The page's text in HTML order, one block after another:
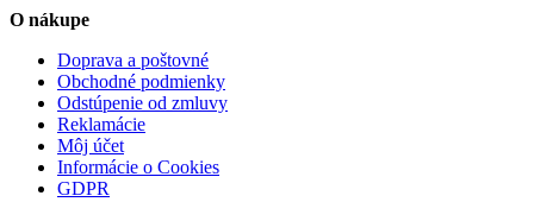
O nákupe
Doprava a poštovné
Obchodné podmienky
Odstúpenie od zmluvy
Reklamácie
Môj účet
Informácie o Cookies
GDPR